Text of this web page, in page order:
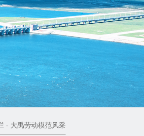
- 大禹劳动模范风采